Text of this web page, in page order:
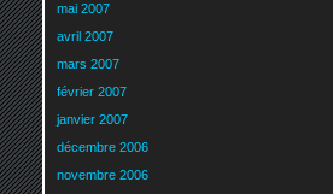
mai 2007
avril 2007
mars 2007
février 2007
janvier 2007
décembre 2006
novembre 2006